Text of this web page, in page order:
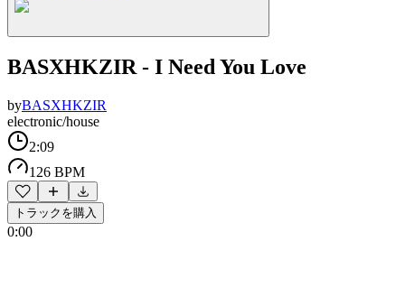
BASXHKZIR - I Need You Love
byBASXHKZIR
electronic/house
2:09
126 BPM
トラックを購入
0:00